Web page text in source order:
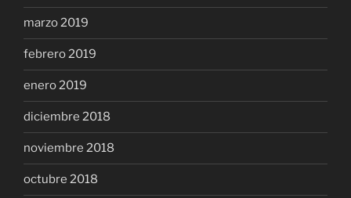
marzo 2019
febrero 2019
enero 2019
diciembre 2018
noviembre 2018
octubre 2018